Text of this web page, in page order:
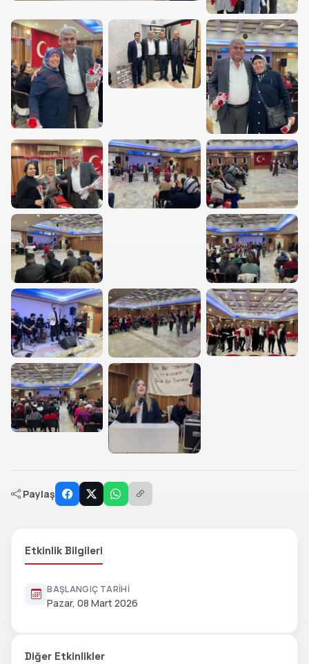
Paylaş
Etkinlik Bilgileri
BAŞLANGIÇ TARIHI
Pazar, 08 Mart 2026
Diğer Etkinlikler